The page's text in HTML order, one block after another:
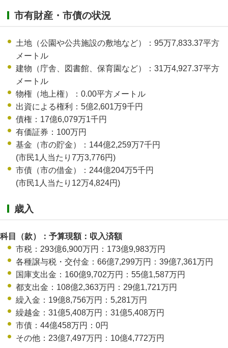
市有財産・市債の状況
土地（公園や公共施設の敷地など）：95万7,833.37平方
メートル
建物（庁舎、図書館、保育園など）：31万4,927.37平方
メートル
物権（地上権）：0.00平方メートル
出資による権利：5億2,601万9千円
債権：17億6,079万1千円
有価証券：100万円
基金（市の貯金）：144億2,259万7千円
(市民1人当たり7万3,776円)
市債（市の借金）：244億204万5千円
(市民1人当たり12万4,824円)
歳入
科目（款）：予算現額：収入済額
市税：293億6,900万円：173億9,983万円
各種譲与税・交付金：66億7,299万円：39億7,361万円
国庫支出金：160億9,702万円：55億1,587万円
都支出金：108億2,363万円：29億1,721万円
繰入金：19億8,756万円：5,281万円
繰越金：31億5,408万円：31億5,408万円
市債：44億458万円：0円
その他：23億7,497万円：10億4,772万円